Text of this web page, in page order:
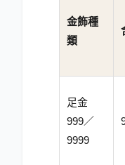
金飾種
類
足金
999／
9999